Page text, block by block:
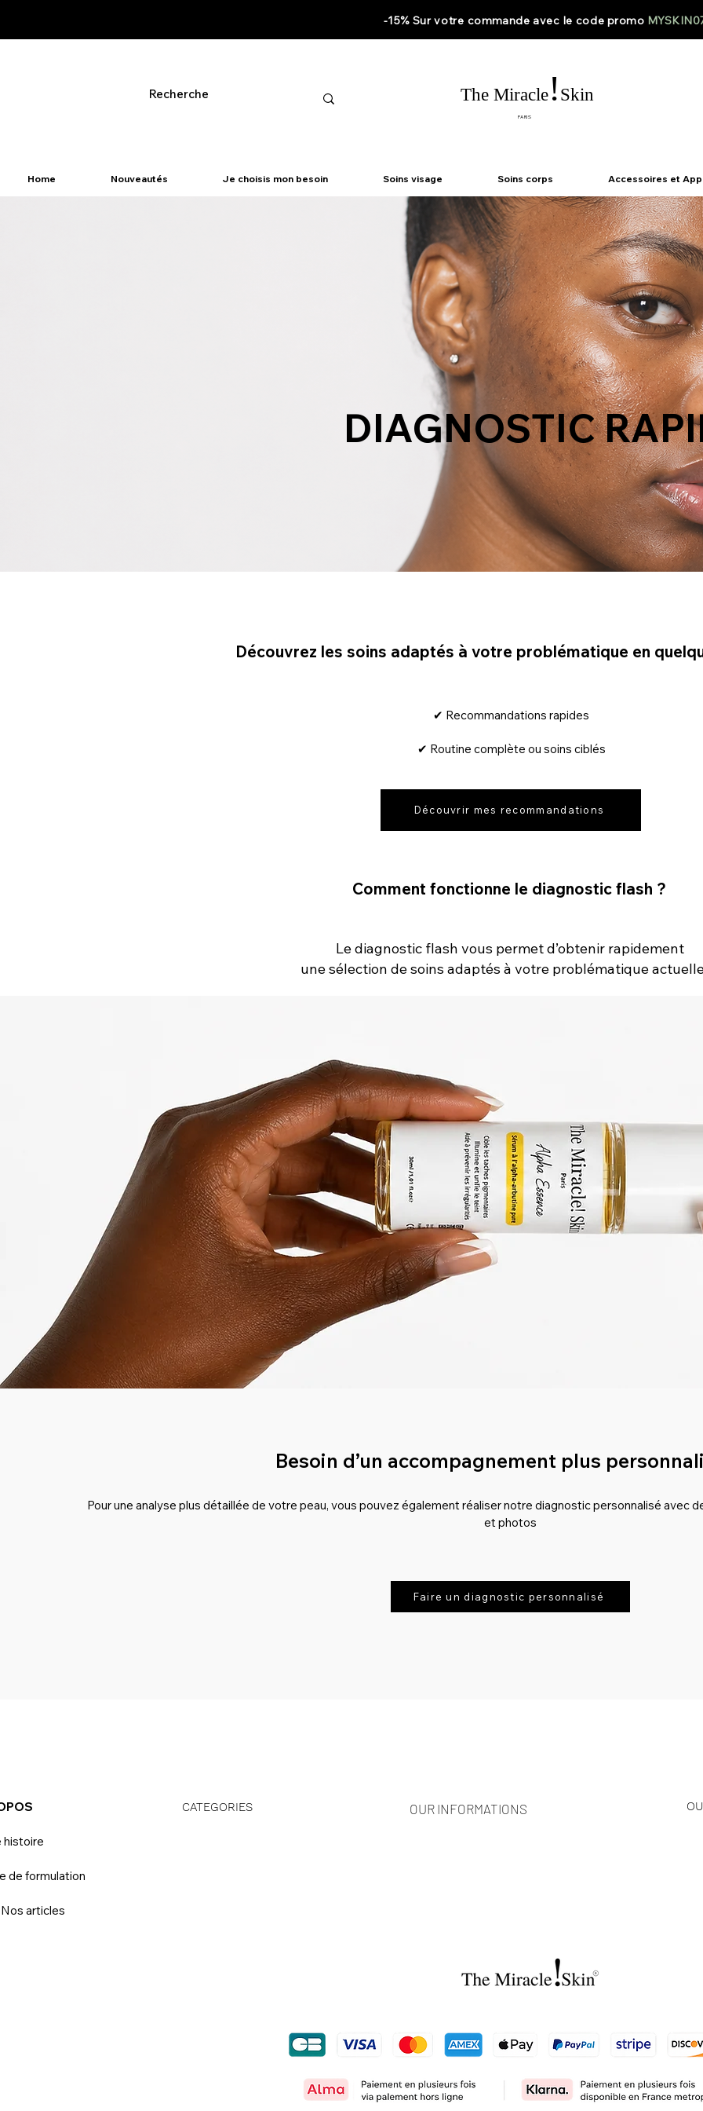
-15% Sur votre commande avec le code promo
The Miracle ! Skin
PARIS
Home Nouveautés Je choisis mon besoin Soins visage Soins corps Accessoires et
DIAGNOSTIC
Découvrez les soins adaptés à votre problématique en
✔ Recommandations rapides
✔ Routine complète ou soins ciblés
Découvrir mes recommandations
Comment fonctionne le diagnostic flash ?
Le diagnostic flash vous permet d’obtenir rapidement
une sélection de soins adaptés à votre problématique
Besoin d’un accompagnement plus
Pour une analyse plus détaillée de votre peau, vous pouvez également réaliser notre diagnostic personnalisé
et photos
Faire un diagnostic personnalisé
histoire
de formulation
articles
CATEGORIES OUR INFORMATIONS